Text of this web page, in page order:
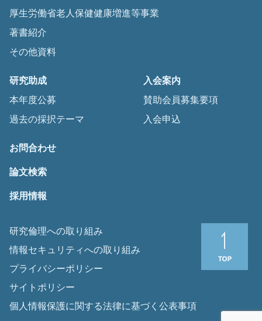
厚生労働省老人保健健康増進等事業
著書紹介
その他資料
研究助成
本年度公募
過去の採択テーマ
入会案内
賛助会員募集要項
入会申込
お問合わせ
論文検索
採用情報
研究倫理への取り組み
情報セキュリティへの取り組み
プライバシーポリシー
サイトポリシー
個人情報保護に関する法律に基づく公表事項